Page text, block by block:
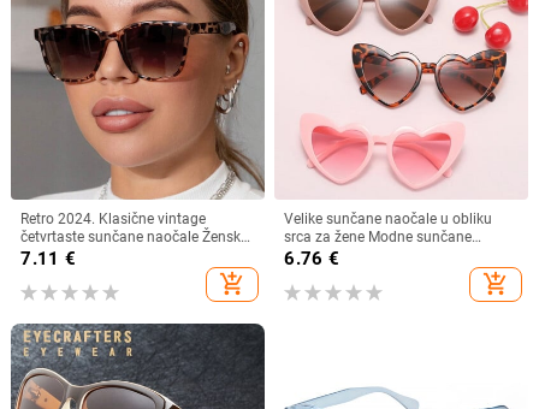
Retro 2024. Klasične vintage
četvrtaste sunčane naočale Ženske
velike sunčane naočale Ženske
muške Retro Leopard Luksuzne
sunčane naočale UV400
7.11 €
add_shopping_cart
Velike sunčane naočale u obliku
srca za žene Modne sunčane
naočale s ljubavnim srcem UV400
6.76 €
add_shopping_cart